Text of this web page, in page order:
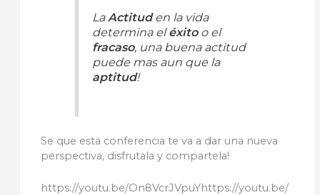
LaActituden la vida
determina eléxitoo el
fracaso, una buena actitud
puede mas aun que la
aptitud!
Se que esta conferencia te va a dar una nueva
perspectiva, disfrutala y compartela!
https://youtu.be/On8VcrJVpuYhttps://youtu.be/